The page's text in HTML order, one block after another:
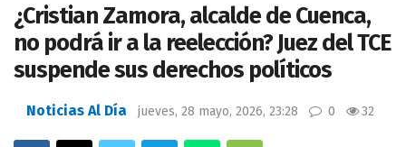
¿Cristian Zamora, alcalde de Cuenca,
no podrá ir a la reelección? Juez del TCE
suspende sus derechos políticos
Noticias Al Día jueves, 28 mayo, 2026, 23:28 0 32